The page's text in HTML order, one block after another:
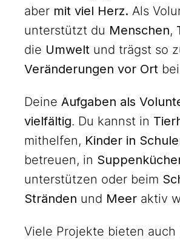
aber mit viel Herz. Als
unterstützt du Menschen,
die Umwelt und trägst so
Veränderungen vor Ort
Deine Aufgaben als
vielfältig. Du kannst in
mithelfen, Kinder in
betreuen, in
unterstützen oder beim
Stränden und Meer aktiv
Viele Projekte bieten auch